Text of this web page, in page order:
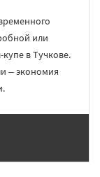
или
в Тучкове.
– экономия